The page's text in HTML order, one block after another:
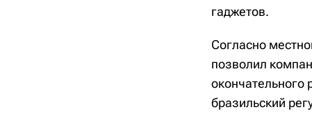
гаджетов.
Согласно
позволил
окончательного
бразильский